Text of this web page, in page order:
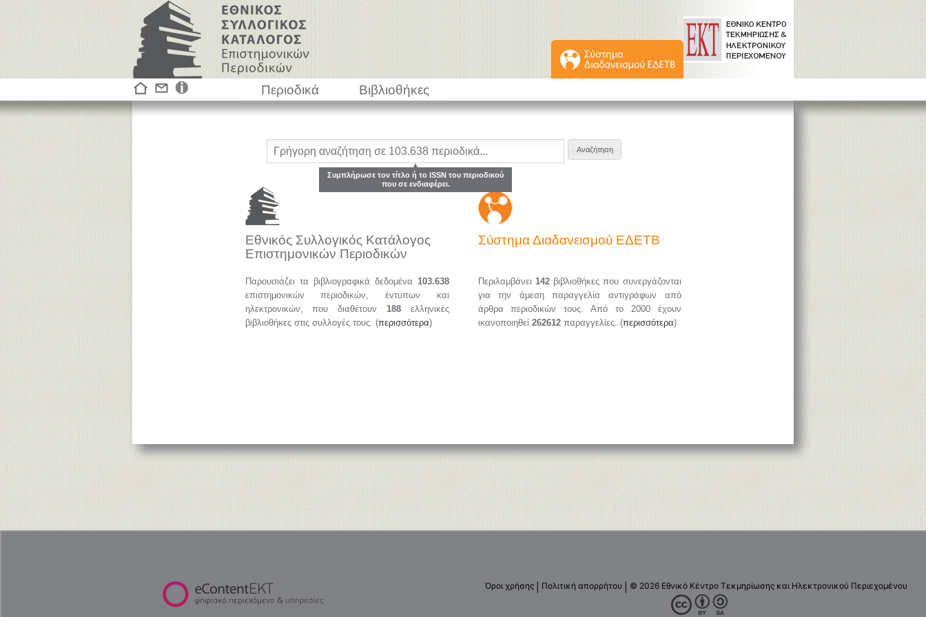
Περιοδικά Βιβλιοθήκες
Εθνικός Συλλογικός Κατάλογος
Επιστημονικών Περιοδικών
Σύστημα Διαδανεισμού ΕΔΕΤΒ
Παρουσιάζει τα βιβλιογραφικά δεδομένα 103.638
επιστημονικών περιοδικών, έντυπων και
ηλεκτρονικών, που διαθέτουν 188ελληνικές
βιβλιοθήκες στις συλλογές τους. (περισσότερα)
Περιλαμβάνει 142βιβλιοθήκες που συνεργάζονται
για την άμεση παραγγελία αντιγράφων από
άρθρα περιοδικών τους. Από το 2000 έχουν
ικανοποιηθεί 262612παραγγελίες. (περισσότερα)
Συμπλήρωσε τον τίτλο ή το ISSN του περιοδικού
που σε ενδιαφέρει.